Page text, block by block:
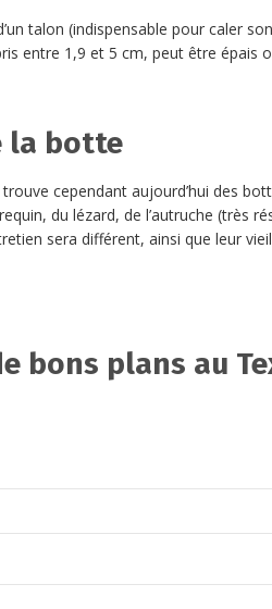
talon (indispensable pour caler
entre 1,9 et 5 cm, peut être épais
la botte
cependant aujourd’hui des
du lézard, de l’autruche (très
sera différent, ainsi que leur
bons plans au